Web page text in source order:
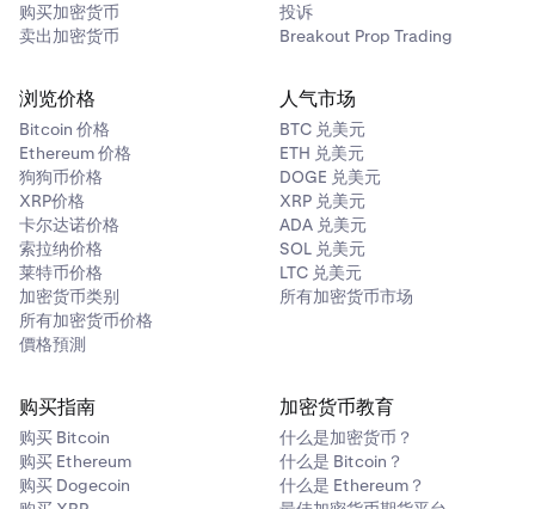
购买加密货币
卖出加密货币
投诉
Breakout Prop Trading
浏览价格
Bitcoin 价格
Ethereum 价格
狗狗币价格
XRP价格
卡尔达诺价格
索拉纳价格
莱特币价格
加密货币类别
所有加密货币价格
價格預測
人气市场
BTC 兑美元
ETH 兑美元
DOGE 兑美元
XRP 兑美元
ADA 兑美元
SOL 兑美元
LTC 兑美元
所有加密货币市场
购买指南
购买 Bitcoin
购买 Ethereum
购买 Dogecoin
加密货币教育
什么是加密货币？
什么是 Bitcoin？
什么是 Ethereum？